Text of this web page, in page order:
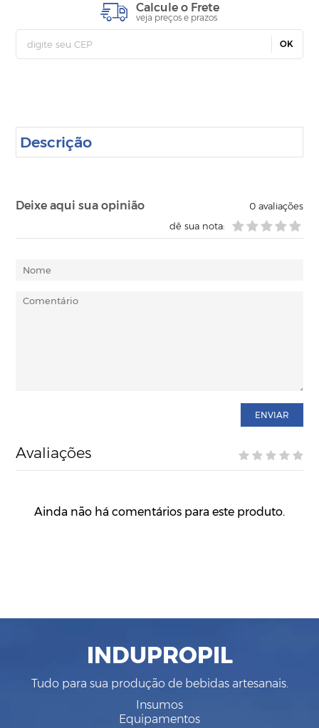
Calcule o Frete
veja preços e prazos
OK
Descrição
Deixe aqui sua opinião 0avaliações
dê sua nota:
ENVIAR
Avaliações
Ainda não há comentários para este produto.
INDUPROPIL
Tudo para sua produção de bebidas artesanais.
Insumos
Equipamentos